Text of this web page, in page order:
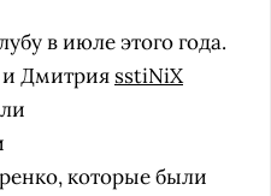
в июле этого года.
Дмитрия sstiNiX
которые были